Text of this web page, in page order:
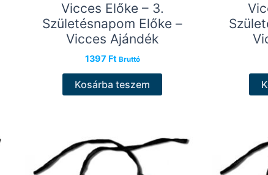
Vicces Előke – 3.
Születésnapom Előke –
Vicces Ajándék
1397 Ft Bruttó
Kosárba teszem